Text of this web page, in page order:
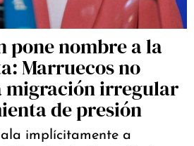
pone nombre a la
Marruecos no
migración irregular
de presión
implícitamente a